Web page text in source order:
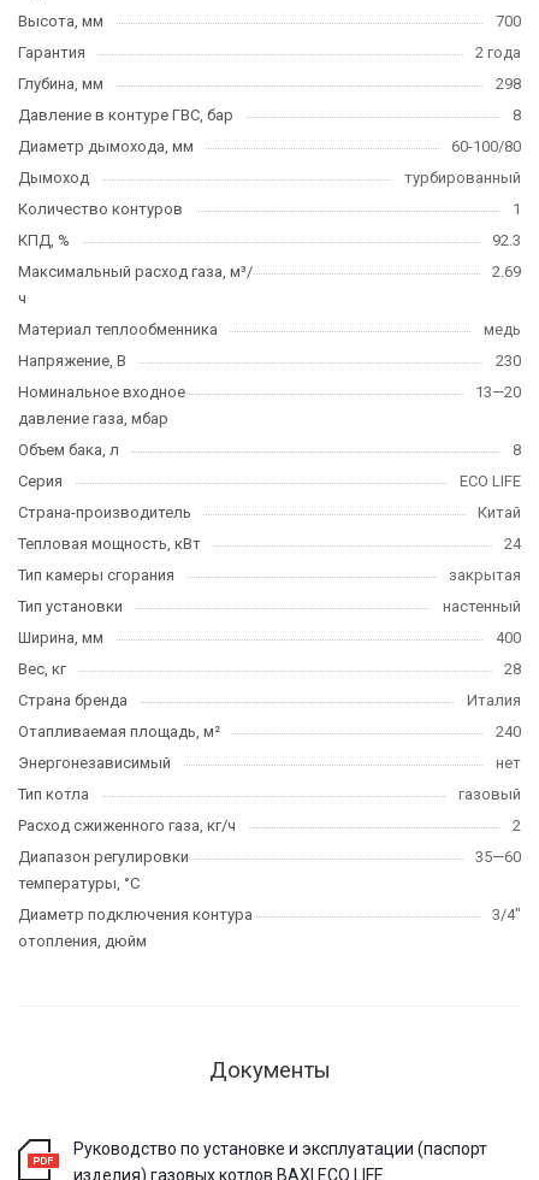
Высота, мм
700
Гарантия
2 года
Глубина, мм
298
Давление в контуре ГВС, бар
8
Диаметр дымохода, мм
60-100/80
Дымоход
турбированный
Количество контуров
1
КПД, %
92.3
Максимальный расход газа, м³/
ч
2.69
Материал теплообменника
медь
Напряжение, В
230
Номинальное входное
давление газа, мбар
13—20
Объем бака, л
8
Серия
ECO LIFE
Страна-производитель
Китай
Тепловая мощность, кВт
24
Тип камеры сгорания
закрытая
Тип установки
настенный
Ширина, мм
400
Вес, кг
28
Страна бренда
Италия
Отапливаемая площадь, м²
240
Энергонезависимый
нет
Тип котла
газовый
Расход сжиженного газа, кг/ч
2
Диапазон регулировки
температуры, °C
35—60
Диаметр подключения контура
отопления, дюйм
3/4"
Документы
Руководство по установке и эксплуатации (паспорт
изделия) газовых котлов BAXI ECO LIFE